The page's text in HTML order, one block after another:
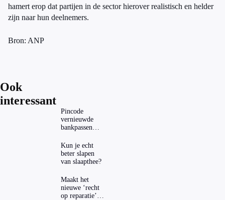
hamert erop dat partijen in de sector hierover realistisch en helder
zijn naar hun deelnemers.
Bron: ANP
Ook
interessant
Pincode
vernieuwde
bankpassen
ING-app: is dat
wel veilig?
Kun je echt
beter slapen
van slaapthee?
Maakt het
nieuwe ‘recht
op reparatie’